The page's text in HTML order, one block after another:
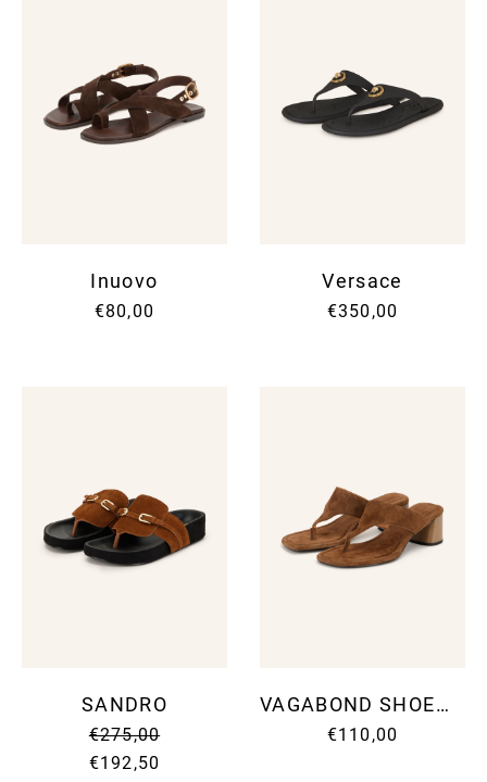
Inuovo
€80,00
Versace
€350,00
SANDRO
€275,00
€192,50
VAGABOND SHOEMAKERS
€110,00